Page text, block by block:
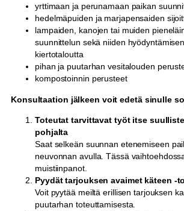
m
yrttimaan ja perunamaan paikan
hedelmäpuiden ja marjapensaiden
lampaiden, kanojen tai muiden
suunnittelun sekä niiden
kiertotaloutta
pihan ja puutarhan vesitalouden
kompostoinnin perusteet
Konsultaation jälkeen voit edetä sinulle
Toteutat tarvittavat työt itse
pohjalta
Saat selkeän suunnan etenemiseen
neuvonnan avulla. Tässä
muistiinpanot.
Pyydät tarjouksen avaimet käteen -
Voit pyytää meiltä erillisen tarjouksen
puutarhan toteuttamisesta.